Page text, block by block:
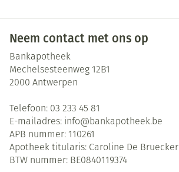
Neem contact met ons op
Bankapotheek
Mechelsesteenweg 12B1
2000 Antwerpen
Telefoon: 03 233 45 81
E-mailadres: info@bankapotheek.be
APB nummer: 110261
Apotheek titularis: Caroline De Bruecker
BTW nummer: BE0840119374